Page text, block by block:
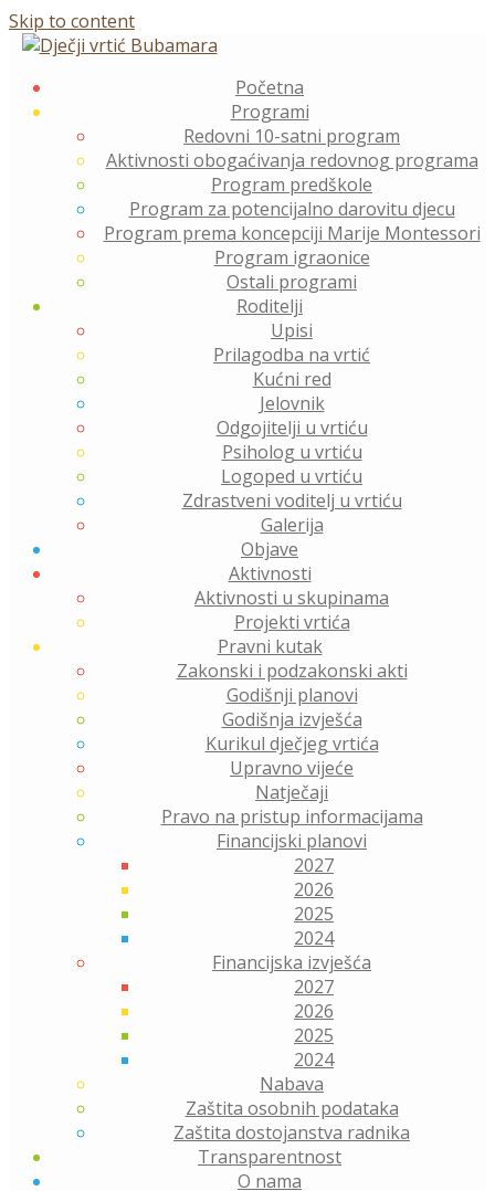
Skip to content
Početna
Programi
Redovni 10-satni program
Aktivnosti obogaćivanja redovnog programa
Program predškole
Program za potencijalno darovitu djecu
Program prema koncepciji Marije Montessori
Program igraonice
Ostali programi
Roditelji
Upisi
Prilagodba na vrtić
Kućni red
Jelovnik
Odgojitelji u vrtiću
Psiholog u vrtiću
Logoped u vrtiću
Zdrastveni voditelj u vrtiću
Galerija
Objave
Aktivnosti
Aktivnosti u skupinama
Projekti vrtića
Pravni kutak
Zakonski i podzakonski akti
Godišnji planovi
Godišnja izvješća
Kurikul dječjeg vrtića
Upravno vijeće
Natječaji
Pravo na pristup informacijama
Financijski planovi
2027
2026
2025
2024
Financijska izvješća
2027
2026
2025
2024
Nabava
Zaštita osobnih podataka
Zaštita dostojanstva radnika
Transparentnost
O nama